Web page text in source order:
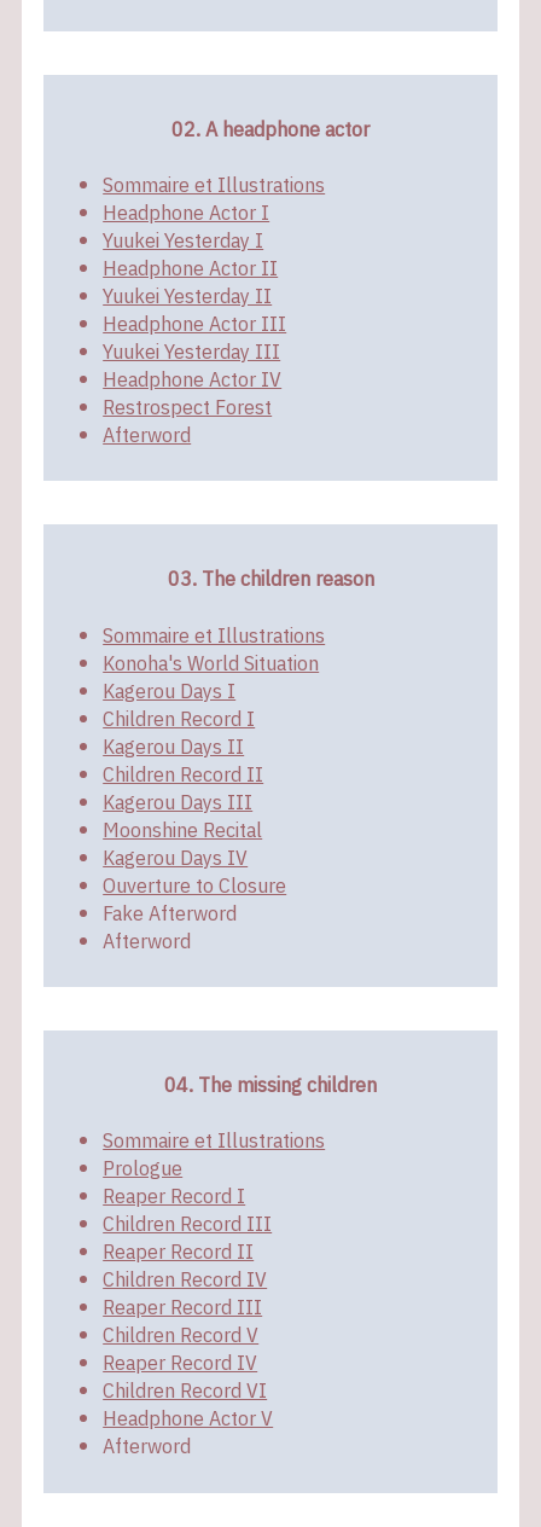
02. A headphone actor
Sommaire et Illustrations
Headphone Actor I
Yuukei Yesterday I
Headphone Actor II
Yuukei Yesterday II
Headphone Actor III
Yuukei Yesterday III
Headphone Actor IV
Restrospect Forest
Afterword
03. The children reason
Sommaire et Illustrations
Konoha's World Situation
Kagerou Days I
Children Record I
Kagerou Days II
Children Record II
Kagerou Days III
Moonshine Recital
Kagerou Days IV
Ouverture to Closure
Fake Afterword
Afterword
04. The missing children
Sommaire et Illustrations
Prologue
Reaper Record I
Children Record III
Reaper Record II
Children Record IV
Reaper Record III
Children Record V
Reaper Record IV
Children Record VI
Headphone Actor V
Afterword